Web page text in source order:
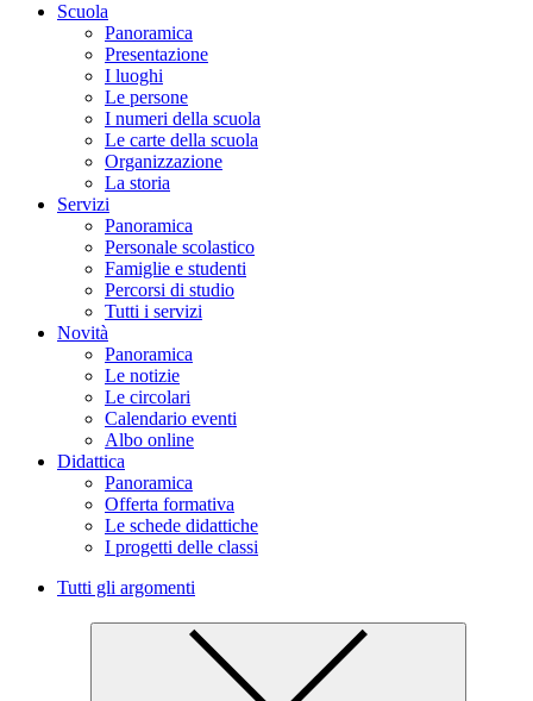
Scuola
Panoramica
Presentazione
I luoghi
Le persone
I numeri della scuola
Le carte della scuola
Organizzazione
La storia
Servizi
Panoramica
Personale scolastico
Famiglie e studenti
Percorsi di studio
Tutti i servizi
Novità
Panoramica
Le notizie
Le circolari
Calendario eventi
Albo online
Didattica
Panoramica
Offerta formativa
Le schede didattiche
I progetti delle classi
Tutti gli argomenti